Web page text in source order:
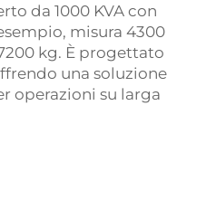
da 1000 KVA con
misura 4300
kg. È progettato
una soluzione
operazioni su larga